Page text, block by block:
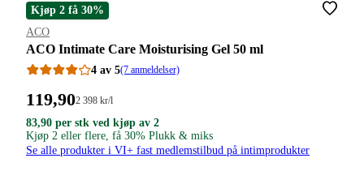
Kjøp 2 få 30%
Merke
ACO
ACO Intimate Care Moisturising Gel 50 ml
4 av 5(7 anmeldelser)
Pris:
119,90
kroner.
119,90Stykkpris:
398,00/l
kroner.
2 398 kr/l
83,90
kroner
per
83,90
kroner.
83,90 per stk ved kjøp av 2
Kjøp 2 eller flere, få 30% Plukk & miks
Se alle produkter i VI+ fast medlemstilbud på intimprodukter